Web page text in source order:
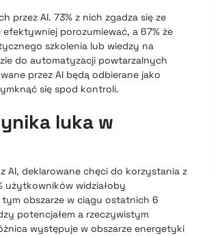
przez AI. 73% z nich zgadza się ze
efektywniej porozumiewać, a 67% że
szkolenia lub wiedzy na
do automatyzacji powtarzalnych
przez AI będą odbierane jako
się spod kontroli.
luka w
AI, deklarowane chęci do korzystania z
użytkowników widziałoby
obszarze w ciągu ostatnich 6
potencjałem a rzeczywistym
występuje w obszarze energetyki